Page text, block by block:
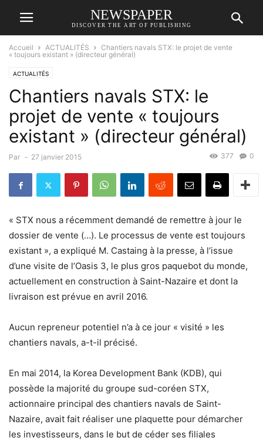
NEWSPAPER
DISCOVER THE ART OF PUBLISHING
Accueil ACTUALITÉS
Chantiers navals STX: le projet de vente
« toujours existant » (directeur général)
ACTUALITÉS
Chantiers navals STX: le
projet de vente « toujours
existant » (directeur général)
Par - 27 janvier 2015 0
377
« STX nous a récemment demandé de remettre à jour le
dossier de vente (…). Le processus de vente est toujours
existant », a expliqué M. Castaing à la presse, à l’issue
d’une visite de l’Oasis 3, le plus gros paquebot du monde,
actuellement en construction à Saint-Nazaire et dont la
livraison est prévue en avril 2016.
Aucun repreneur potentiel n’a à ce jour « visité » les
chantiers navals, a-t-il précisé.
En mai 2014, la Korea Development Bank (KDB), qui
possède la majorité du groupe sud-coréen STX,
actionnaire principal des chantiers navals de Saint-
Nazaire, avait fait réaliser une plaquette pour démarcher
les investisseurs, dans le but de céder ses filiales